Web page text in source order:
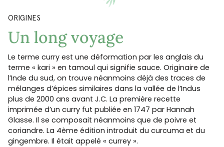
ORIGINES
Un long voyage
Le terme curry est une déformation par les anglais du
terme « kari » en tamoul qui signifie sauce. Originaire de
l’Inde du sud, on trouve néanmoins déjà des traces de
mélanges d’épices similaires dans la vallée de l’Indus
plus de 2000 ans avant J.C. La première recette
imprimée d’un curry fut publiée en 1747 par Hannah
Glasse. Il se composait néanmoins que de poivre et
coriandre. La 4ème édition introduit du curcuma et du
gingembre. Il était appelé « currey ».